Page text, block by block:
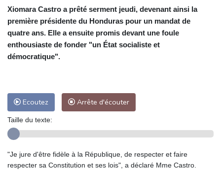
Xiomara Castro a prêté serment jeudi, devenant ainsi la
première présidente du Honduras pour un mandat de
quatre ans. Elle a ensuite promis devant une foule
enthousiaste de fonder "un État socialiste et
démocratique".
Ecoutez Arrête d'écouter
Taille du texte:
"Je jure d'être fidèle à la République, de respecter et faire
respecter sa Constitution et ses lois", a déclaré Mme Castro.